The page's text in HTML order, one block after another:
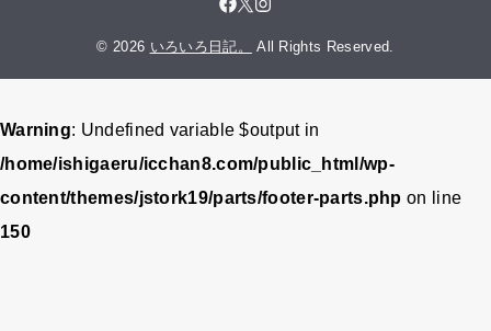
© 2026 いろいろ日記。 All Rights Reserved.
Warning: Undefined variable $output in
/home/ishigaeru/icchan8.com/public_html/wp-
content/themes/jstork19/parts/footer-parts.php on line
150